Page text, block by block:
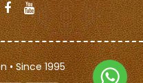
• Since 1995